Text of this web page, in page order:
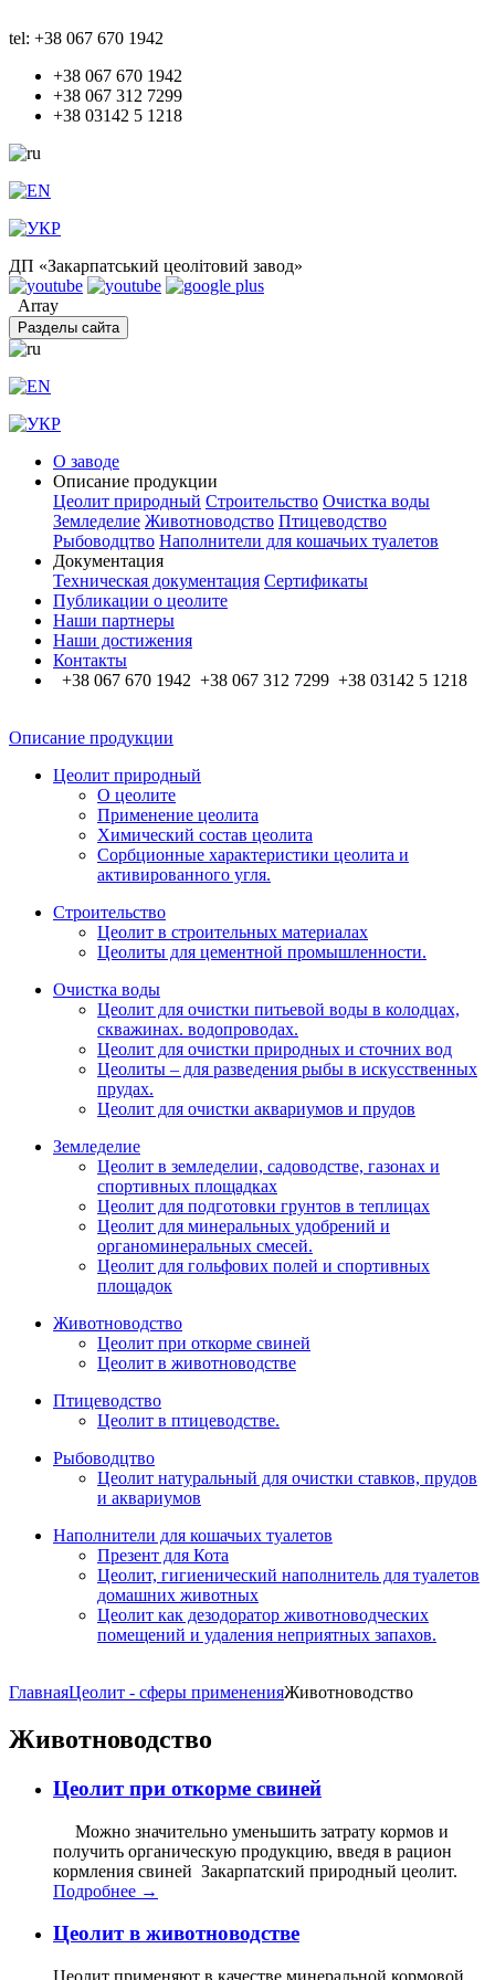
tel: +38 067 670 1942
+38 067 670 1942
+38 067 312 7299
+38 03142 5 1218
ДП «Закарпатський цеолітовий завод»
Array
Разделы сайта
О заводе
Описание продукции
Цеолит природный Строительство Очистка воды
Земледелие Животноводство Птицеводство
Рыбоводцтво Наполнители для кошачьих туалетов
Документация
Техническая документация Сертификаты
Публикации о цеолите
Наши партнеры
Наши достижения
Контакты
+38 067 670 1942 +38 067 312 7299 +38 03142 5 1218
Описание продукции
Цеолит природный
О цеолите
Применение цеолита
Химический состав цеолита
Сорбционные характеристики цеолита и
активированного угля.
Строительство
Цеолит в строительных материалах
Цеолиты для цементной промышленности.
Очистка воды
Цеолит для очистки питьевой воды в колодцах,
скважинах. водопроводах.
Цеолит для очистки природных и сточних вод
Цеолиты – для разведения рыбы в искусственных
прудах.
Цеолит для очистки аквариумов и прудов
Земледелие
Цеолит в земледелии, садоводстве, газонах и
спортивных площадках
Цеолит для подготовки грунтов в теплицах
Цеолит для минеральных удобрений и
органоминеральных смесей.
Цеолит для гольфових полей и спортивных
площадок
Животноводство
Цеолит при откорме свиней
Цеолит в животноводстве
Птицеводство
Цеолит в птицеводстве.
Рыбоводцтво
Цеолит натуральный для очистки ставков, прудов
и аквариумов
Наполнители для кошачьих туалетов
Презент для Кота
Цеолит, гигиенический наполнитель для туалетов
домашних животных
Цеолит как дезодоратор животноводческих
помещений и удаления неприятных запахов.
ГлавнаяЦеолит - сферы примененияЖивотноводство
Животноводство
Цеолит при откорме свиней
Можно значительно уменьшить затрату кормов и
получить органическую продукцию, введя в рацион
кормления свиней Закарпатский природный цеолит.
Подробнее →
Цеолит в животноводстве
Цеолит применяют в качестве минеральной кормовой